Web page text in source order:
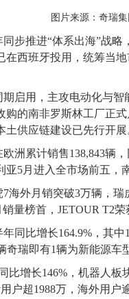
图片来源：奇瑞
步推进“体系出海”战
在西班牙投用，统筹当
启用，主攻电动化与智
购的南非罗斯林工厂正
土供应链建设已先行开展
洲累计销售138,843辆
亚5月进入全市场前五，
海外月销突破3万辆，
量榜首，JETOUR T2
同比增长164.9%，其
奇瑞即有1辆为新能源车
比增长146%，机器人
户超1988万，海外用户